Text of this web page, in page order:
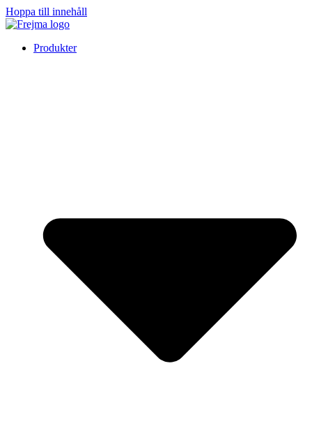
Hoppa till innehåll
Produkter